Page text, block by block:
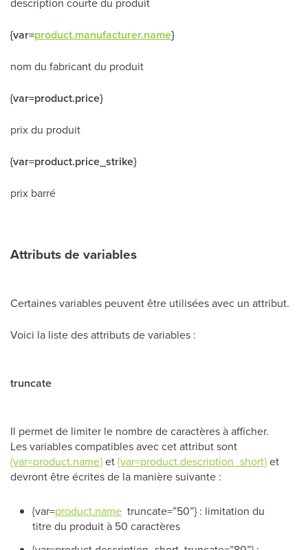
{var=product.manufacturer.name}
nom du fabricant du produit
{var=product.price}
prix du produit
{var=product.price_strike}
prix barré
Attributs de variables
Certaines variables peuvent être utilisées avec un attribut.
Voici la liste des attributs de variables :
truncate
Il permet de limiter le nombre de caractères à afficher.
Les variables compatibles avec cet attribut sont
{var=product.name}et{var=product.description_short}et
devront être écrites de la manière suivante :
{var=product.name truncate=”50”} : limitation du
titre du produit à 50 caractères